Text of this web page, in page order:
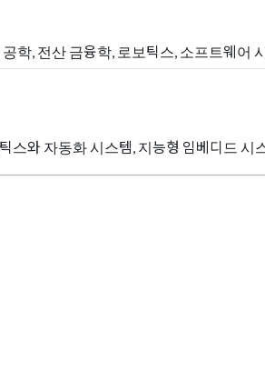
학, 전산 금융학, 로보틱스, 소프트웨어
스와 자동화 시스템, 지능형 임베디드 시